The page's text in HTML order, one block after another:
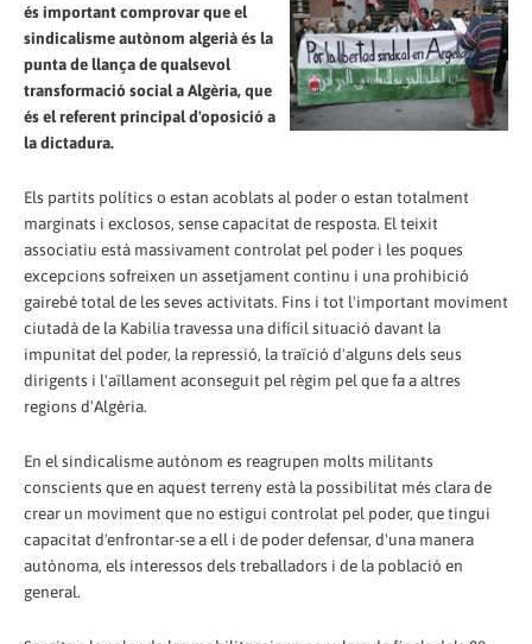
és important comprovar que el
sindicalisme autònom algerià és la
punta de llança de qualsevol
transformació social a Algèria, que
és el referent principal d'oposició a
la dictadura.
Els partits polítics o estan acoblats al poder o estan totalment
marginats i exclosos, sense capacitat de resposta. El teixit
associatiu està massivament controlat pel poder i les poques
excepcions sofreixen un assetjament continu i una prohibició
gairebé total de les seves activitats. Fins i tot l'important moviment
ciutadà de la Kabilia travessa una difícil situació davant la
impunitat del poder, la repressió, la traïció d'alguns dels seus
dirigents i l'aïllament aconseguit pel règim pel que fa a altres
regions d'Algèria.
En el sindicalisme autònom es reagrupen molts militants
conscients que en aquest terreny està la possibilitat més clara de
crear un moviment que no estigui controlat pel poder, que tingui
capacitat d'enfrontar-se a ell i de poder defensar, d'una manera
autònoma, els interessos dels treballadors i de la població en
general.